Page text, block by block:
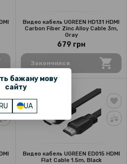
бажану мову
сайту
RU UA
Видео кабель UGREEN HD131 HDMI
Carbon Fiber Zinc Alloy Cable 3m,
Gray
679 грн
Закончился
Видео кабель UGREEN ED015 HDMI
Flat Cable 1.5m, Black